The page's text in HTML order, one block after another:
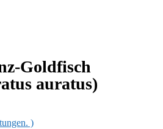
Goldfisch
auratus)
)